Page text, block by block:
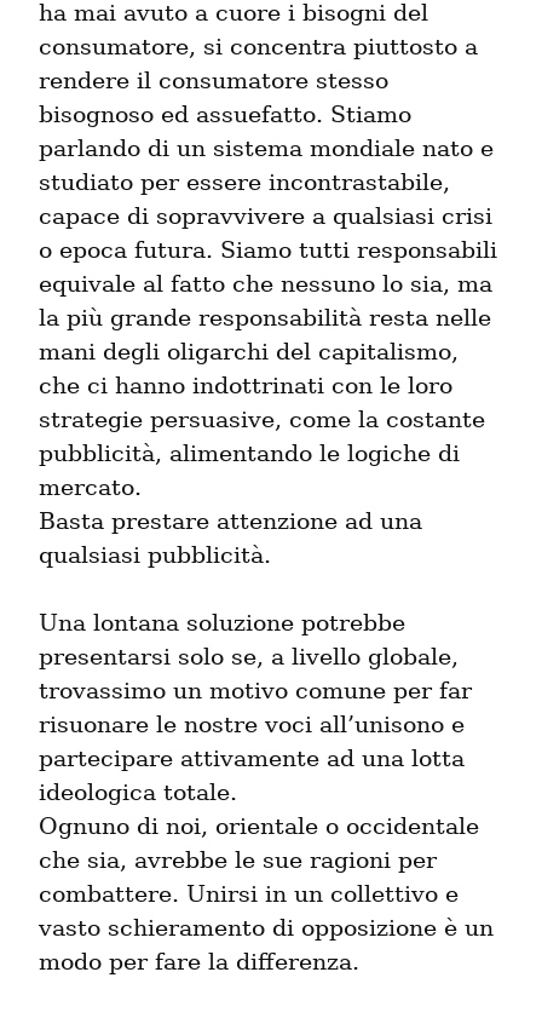
ha mai avuto a cuore i bisogni del
consumatore, si concentra piuttosto a
rendere il consumatore stesso
bisognoso ed assuefatto. Stiamo
parlando di un sistema mondiale nato e
studiato per essere incontrastabile,
capace di sopravvivere a qualsiasi crisi
o epoca futura. Siamo tutti responsabili
equivale al fatto che nessuno lo sia, ma
la più grande responsabilità resta nelle
mani degli oligarchi del capitalismo,
che ci hanno indottrinati con le loro
strategie persuasive, come la costante
pubblicità, alimentando le logiche di
mercato.
Basta prestare attenzione ad una
qualsiasi pubblicità.
Una lontana soluzione potrebbe
presentarsi solo se, a livello globale,
trovassimo un motivo comune per far
risuonare le nostre voci all’unisono e
partecipare attivamente ad una lotta
ideologica totale.
Ognuno di noi, orientale o occidentale
che sia, avrebbe le sue ragioni per
combattere. Unirsi in un collettivo e
vasto schieramento di opposizione è un
modo per fare la differenza.